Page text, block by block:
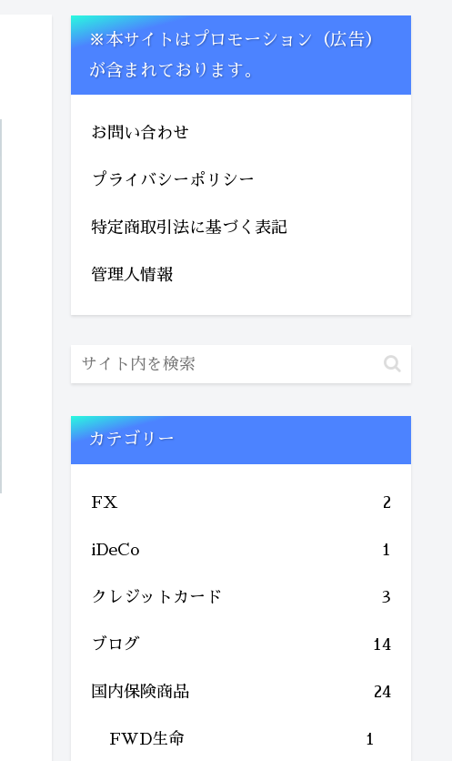
※本サイトはプロモーション（広告）
が含まれております。
お問い合わせ
プライバシーポリシー
特定商取引法に基づく表記
管理人情報
カテゴリー
FX 2
iDeCo 1
クレジットカード 3
ブログ 14
国内保険商品 24
FWD生命 1